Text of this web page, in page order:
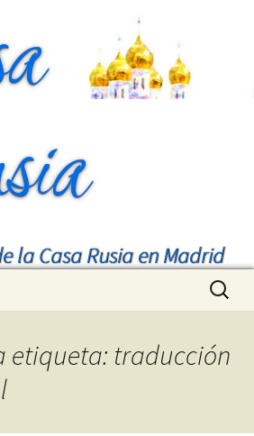
la Casa Rusia en Madrid
Buscar:
etiqueta: traducción